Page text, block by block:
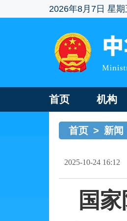
2026年8月7日 星期
首页 机构
首页 > 新闻
2025-10-24 16:12
国